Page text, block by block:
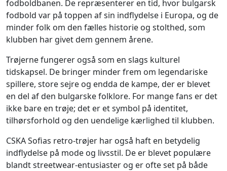
fodboldbanen. De repræsenterer en tid, hvor bulgarsk
fodbold var på toppen af sin indflydelse i Europa, og de
minder folk om den fælles historie og stolthed, som
klubben har givet dem gennem årene.
Trøjerne fungerer også som en slags kulturel
tidskapsel. De bringer minder frem om legendariske
spillere, store sejre og endda de kampe, der er blevet
en del af den bulgarske folklore. For mange fans er det
ikke bare en trøje; det er et symbol på identitet,
tilhørsforhold og den uendelige kærlighed til klubben.
CSKA Sofias retro-trøjer har også haft en betydelig
indflydelse på mode og livsstil. De er blevet populære
blandt streetwear-entusiaster og er ofte set på både